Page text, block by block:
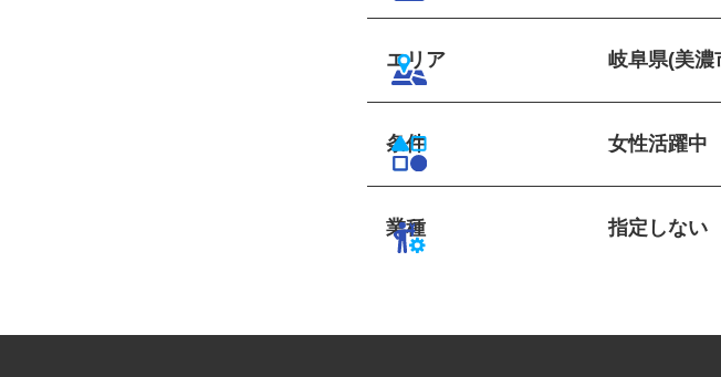
エリア 岐阜県(美
条件 女性活躍中
業種 指定しない